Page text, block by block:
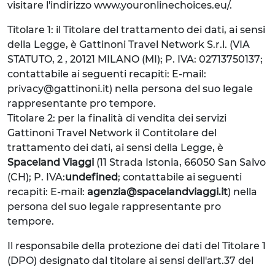
visitare l'indirizzo www.youronlinechoices.eu/.
Titolare 1: il Titolare del trattamento dei dati, ai sensi
della Legge, è Gattinoni Travel Network S.r.l. (VIA
STATUTO, 2 , 20121 MILANO (MI); P. IVA: 02713750137;
contattabile ai seguenti recapiti: E-mail:
privacy@gattinoni.it) nella persona del suo legale
rappresentante pro tempore.
Titolare 2: per la finalità di vendita dei servizi
Gattinoni Travel Network il Contitolare del
trattamento dei dati, ai sensi della Legge, è
Spaceland Viaggi (11 Strada Istonia, 66050 San Salvo
(CH); P. IVA:undefined; contattabile ai seguenti
recapiti: E-mail: agenzia@spacelandviaggi.it) nella
persona del suo legale rappresentante pro
tempore.
Il responsabile della protezione dei dati del Titolare 1
(DPO) designato dal titolare ai sensi dell'art.37 del